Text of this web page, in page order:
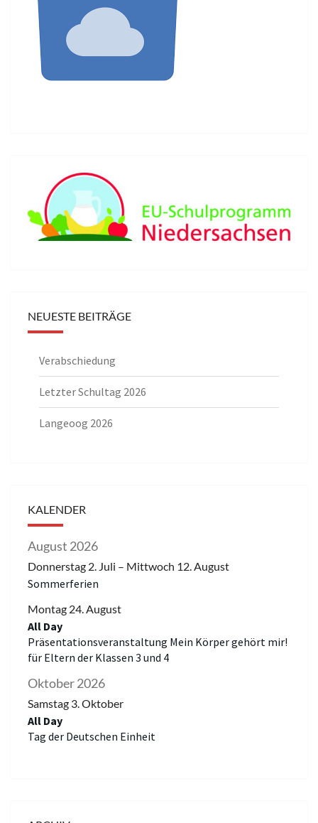
NEUESTE BEITRÄGE
Verabschiedung
Letzter Schultag 2026
Langeoog 2026
KALENDER
August 2026
Donnerstag 2. Juli – Mittwoch 12.August
Sommerferien
Montag 24.August
All Day
Präsentationsveranstaltung Mein Körper gehört mir!
für Eltern der Klassen 3 und 4
Oktober 2026
Samstag 3.Oktober
All Day
Tag der Deutschen Einheit